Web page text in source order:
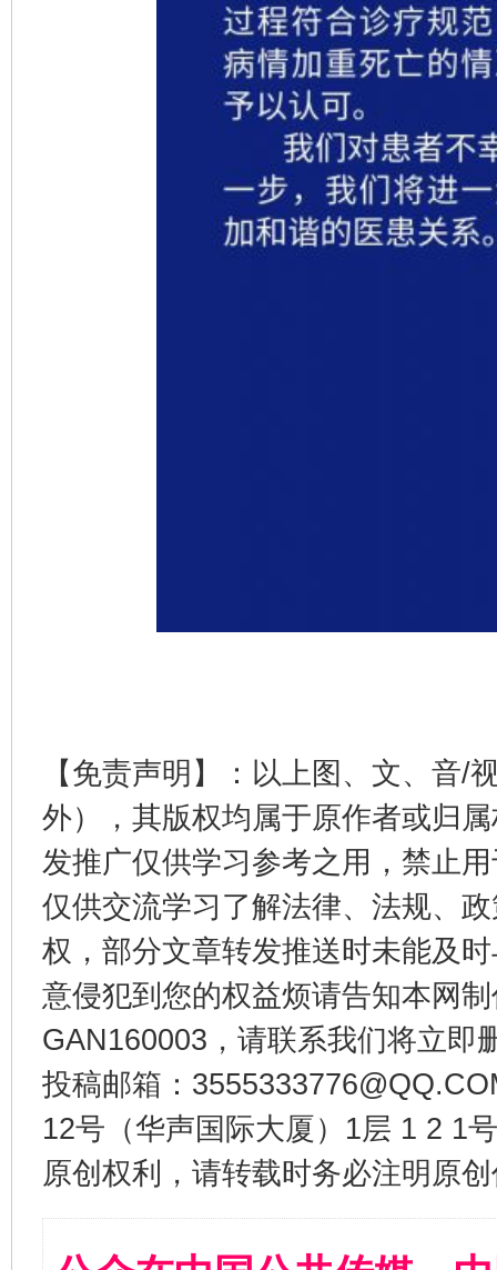
【免责声明】：以上图、文、音/
外），其版权均属于原作者或归
发推广仅供学习参考之用，禁止
仅供交流学习了解法律、法规、
权，部分文章转发推送时未能及
意侵犯到您的权益烦请告知本网
GAN160003，请联系我们将立即
投稿邮箱：
12号（华声国际大厦）1层 1 2 1
原创权利，请转载时务必注明原